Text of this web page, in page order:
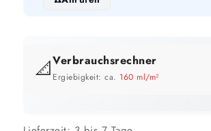
📐Verbrauchsrechner
Ergiebigkeit: ca. 160 ml/m²